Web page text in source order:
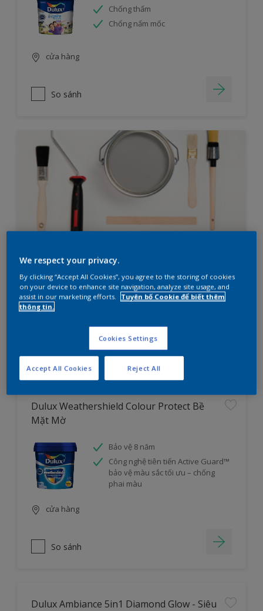
Chống thấm
Chống nấm mốc
cửa hàng
So sánh
Bạn đang cần lên kế hoạch sơn
nhà?
Thử ngay công cụ tìm sản phẩm cho dự án
Tìm hiểu ngay
Dulux Weathershield Colour Protect Bề
Mặt Mờ
Bảo vệ 8 năm
Công nghệ tiên tiến Active Guard™
bảo vệ màu sắc tối ưu – chống
phai màu
cửa hàng
So sánh
Dulux Ambiance 5in1 Diamond Glow - Siêu
We respect your privacy.
By clicking “Accept All Cookies”, you agree to the storing of cookies
on your device to enhance site navigation, analyze site usage, and
assist in our marketing efforts.
Tuyên bố Cookie để biết thêm
thông tin.
Cookies Settings
Reject All
Accept All Cookies